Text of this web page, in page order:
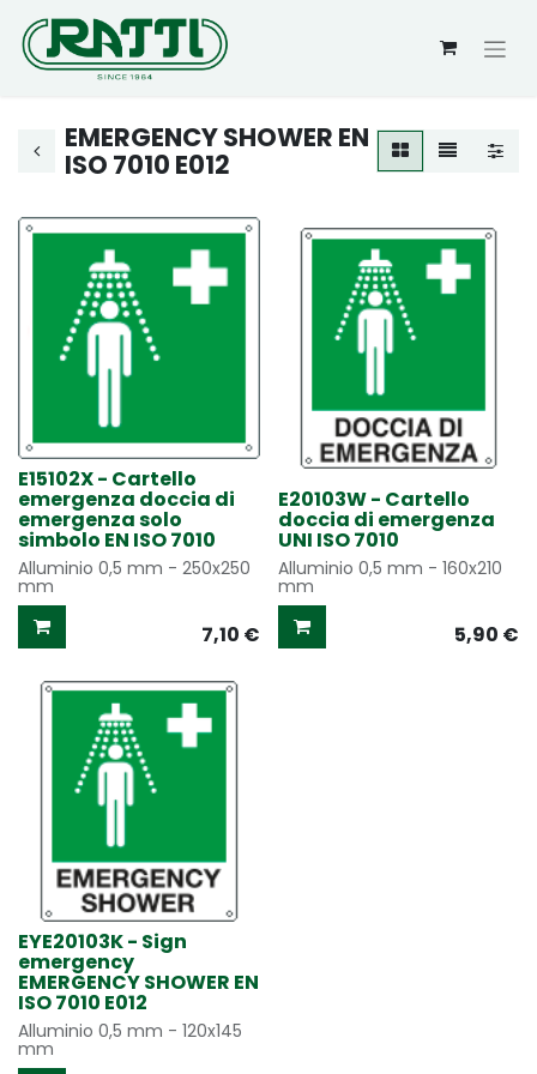
EMERGENCY SHOWER EN
ISO 7010 E012
E15102X - Cartello
emergenza doccia di
emergenza solo
simbolo EN ISO 7010
Alluminio 0,5 mm - 250x250
mm
7,10 €
E20103W - Cartello
doccia di emergenza
UNI ISO 7010
Alluminio 0,5 mm - 160x210
mm
5,90 €
EYE20103K - Sign
emergency
EMERGENCY SHOWER EN
ISO 7010 E012
Alluminio 0,5 mm - 120x145
mm